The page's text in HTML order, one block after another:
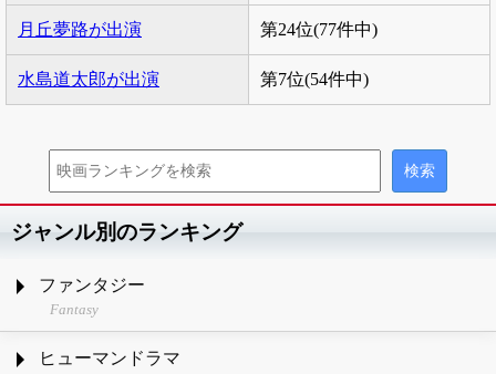
月丘夢路が出演 第24位(77件中)
水島道太郎が出演 第7位(54件中)
ジャンル別のランキング
ファンタジー
Fantasy
ヒューマンドラマ